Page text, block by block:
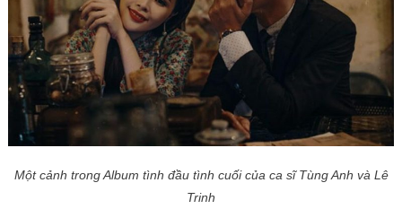
Một cảnh trong Album tình đầu tình cuối của ca sĩ Tùng Anh và Lê
Trinh